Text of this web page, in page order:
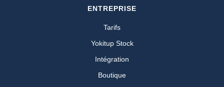
ENTREPRISE
Tarifs
Yokitup Stock
Intégration
Boutique